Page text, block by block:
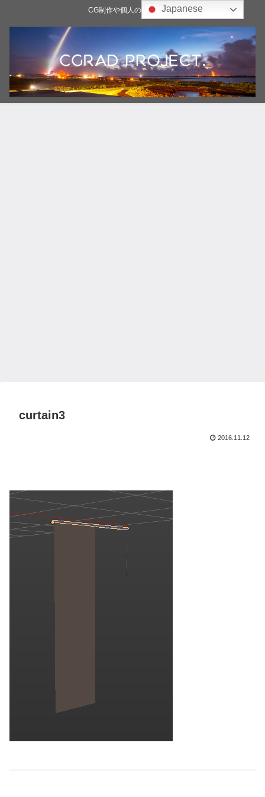
CG制作や個人の雑記ブログ
curtain3
2016.11.12
Japanese